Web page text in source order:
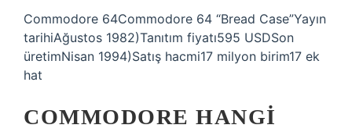
Commodore 64Commodore 64 “Bread Case”Yayın
tarihiAğustos 1982)Tanıtım fiyatı595 USDSon
üretimNisan 1994)Satış hacmi17 milyon birim17 ek
hat
COMMODORE HANGI